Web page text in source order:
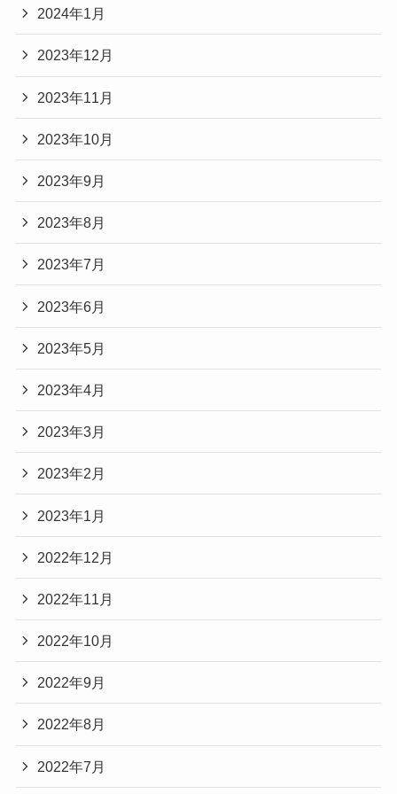
2024年1月
2023年12月
2023年11月
2023年10月
2023年9月
2023年8月
2023年7月
2023年6月
2023年5月
2023年4月
2023年3月
2023年2月
2023年1月
2022年12月
2022年11月
2022年10月
2022年9月
2022年8月
2022年7月